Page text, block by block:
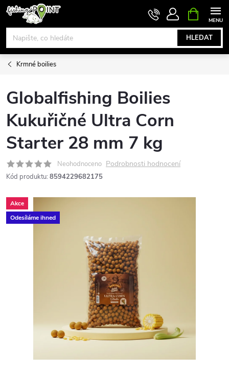
Přejít
obsah
HLEDAT
NÁKUPNÍ
KOŠÍK
Krmné boilies
Globalfishing Boilies
Kukuřičné Ultra Corn
Starter 28 mm 7 kg
Neohodnoceno Podrobnosti hodnocení
Kód produktu: 8594229682175
Akce
Odesíláme ihned